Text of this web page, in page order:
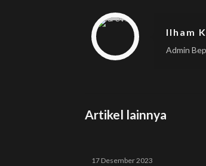
Warning
: Trying to access array offset on null in
/home/u833233641/domains/beplus.id/public_html/wp-content/themes/betheme/includes/content-single.php
on line
286
Ilham
Admin
Artikel lainnya
17 Desember 2023